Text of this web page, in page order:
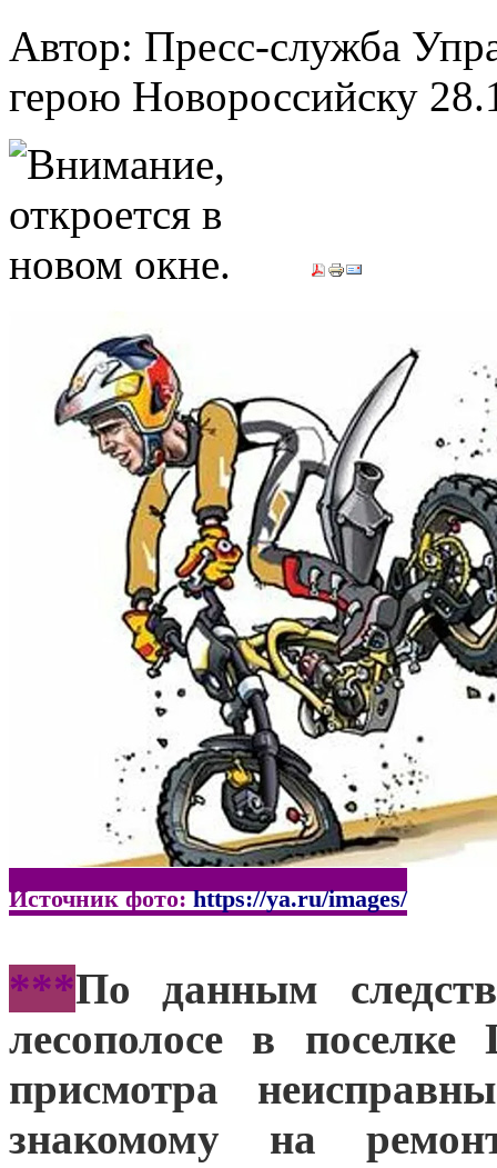
Автор: Пресс-служба
герою Новороссийску
Источник фото:https://ya.ru/images/
***По данным
лесополосе в поселке
присмотра
знакомому на